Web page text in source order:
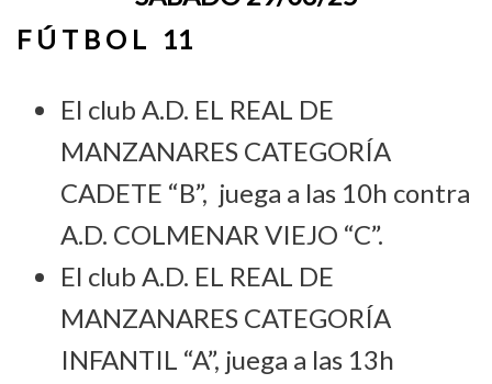
F Ú T B O L 11
El club A.D. EL REAL DE
MANZANARES CATEGORÍA
CADETE “B”, juega a las 10h contra
A.D. COLMENAR VIEJO “C”.
El club A.D. EL REAL DE
MANZANARES CATEGORÍA
INFANTIL “A”, juega a las 13h